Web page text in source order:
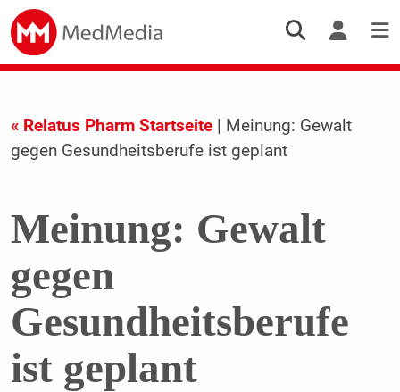
« Relatus Pharm Startseite| Meinung: Gewalt
gegen Gesundheitsberufe ist geplant
Meinung: Gewalt
gegen
Gesundheitsberufe
ist geplant